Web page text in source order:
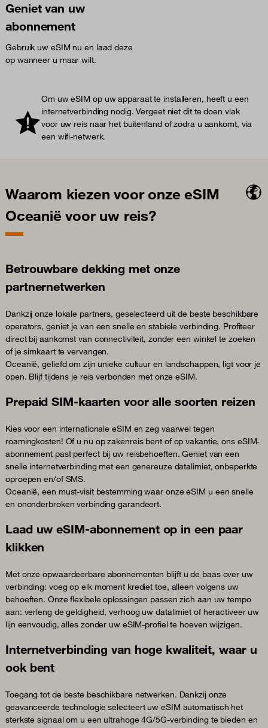
Geniet van uw
abonnement
Gebruik uw eSIM nu en laad deze
op wanneer u maar wilt.
Om uw eSIM op uw apparaat te installeren, heeft u een
internetverbinding nodig. Vergeet niet dit te doen vlak
voor uw reis naar het buitenland of zodra u aankomt, via
een wifi-netwerk.
Waarom kiezen voor onze eSIM
Oceanië voor uw reis?
Betrouwbare dekking met onze
partnernetwerken
Dankzij onze lokale partners, geselecteerd uit de beste beschikbare
operators, geniet je van een snelle en stabiele verbinding. Profiteer
direct bij aankomst van connectiviteit, zonder een winkel te zoeken
of je simkaart te vervangen.
Oceanië, geliefd om zijn unieke cultuur en landschappen, ligt voor je
open. Blijf tijdens je reis verbonden met onze eSIM.
Prepaid SIM-kaarten voor alle soorten reizen
Kies voor een internationale eSIM en zeg vaarwel tegen
roamingkosten! Of u nu op zakenreis bent of op vakantie, ons eSIM-
abonnement past perfect bij uw reisbehoeften. Geniet van een
snelle internetverbinding met een genereuze datalimiet, onbeperkte
oproepen en/of SMS.
Oceanië, een must-visit bestemming waar onze eSIM u een snelle
en ononderbroken verbinding garandeert.
Laad uw eSIM-abonnement op in een paar
klikken
Met onze opwaardeerbare abonnementen blijft u de baas over uw
verbinding: voeg op elk moment krediet toe, alleen volgens uw
behoeften. Onze flexibele oplossingen passen zich aan uw tempo
aan: verleng de geldigheid, verhoog uw datalimiet of heractiveer uw
lijn eenvoudig, alles zonder uw eSIM-profiel te hoeven wijzigen.
Internetverbinding van hoge kwaliteit, waar u
ook bent
Toegang tot de beste beschikbare netwerken. Dankzij onze
geavanceerde technologie selecteert uw eSIM automatisch het
sterkste signaal om u een ultrahoge 4G/5G-verbinding te bieden en